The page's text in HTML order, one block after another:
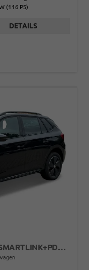
(116 PS)
DETAILS
EXTRA PLUS KAMERA+KLIMA+SMARTLINK+PDC+LED+TEMPOMAT